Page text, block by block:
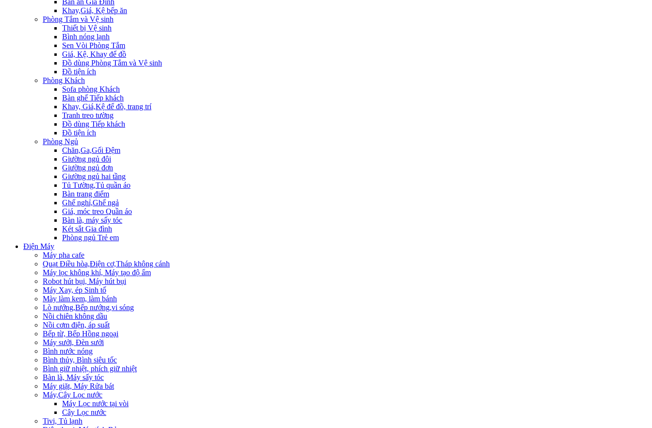
Bàn ăn Gia Đình
Khay,Giá, Kệ bếp ăn
Phòng Tắm và Vệ sinh
Thiết bị Vệ sinh
Bình nóng lạnh
Sen Vòi Phòng Tắm
Giá, Kệ, Khay để đồ
Đồ dùng Phòng Tắm và Vệ sinh
Đồ tiện ích
Phòng Khách
Sofa phòng Khách
Bàn ghế Tiếp khách
Khay, Giá,Kệ để đồ, trang trí
Tranh treo tường
Đồ dùng Tiếp khách
Đồ tiện ích
Phòng Ngủ
Chăn,Ga,Gối Đệm
Giường ngủ đôi
Giường ngủ đơn
Giường ngủ hai tầng
Tủ Tường,Tủ quần áo
Bàn trang điểm
Ghế nghỉ,Ghế ngả
Giá, móc treo Quần áo
Bàn là, máy sấy tóc
Két sắt Gia đình
Phòng ngủ Trẻ em
Điện Máy
Máy pha cafe
Quạt Điều hòa,Điện cơ,Tháp không cánh
Máy lọc không khí, Máy tạo độ ẩm
Robot hút bụi, Máy hút bụi
Máy Xay, ép Sinh tố
Mày làm kem, làm bánh
Lò nướng,Bếp nướng,vi sóng
Nồi chiên không dầu
Nồi cơm điện, áp suất
Bếp từ, Bếp Hồng ngoại
Máy sưởi, Đèn sưởi
Bình nước nóng
Bình thủy, Bình siêu tốc
Bình giữ nhiệt, phích giữ nhiệt
Bàn là, Máy sấy tóc
Máy giặt, Máy Rửa bát
Máy,Cây Lọc nước
Máy Lọc nước tại vòi
Cây Lọc nước
Tivi, Tủ lạnh